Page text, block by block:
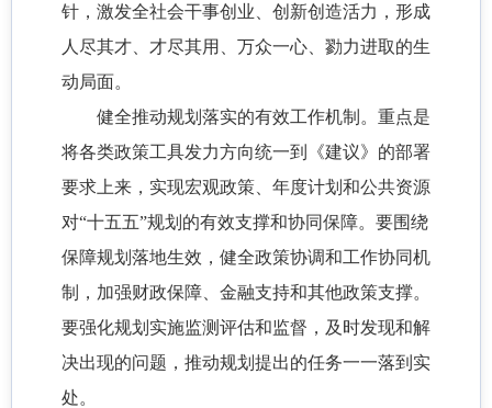
针，激发全社会干事创业、创新创造活力，形成
人尽其才、才尽其用、万众一心、勠力进取的生
动局面。
健全推动规划落实的有效工作机制。重点是
将各类政策工具发力方向统一到《建议》的部署
要求上来，实现宏观政策、年度计划和公共资源
对“十五五”规划的有效支撑和协同保障。要围绕
保障规划落地生效，健全政策协调和工作协同机
制，加强财政保障、金融支持和其他政策支撑。
要强化规划实施监测评估和监督，及时发现和解
决出现的问题，推动规划提出的任务一一落到实
处。